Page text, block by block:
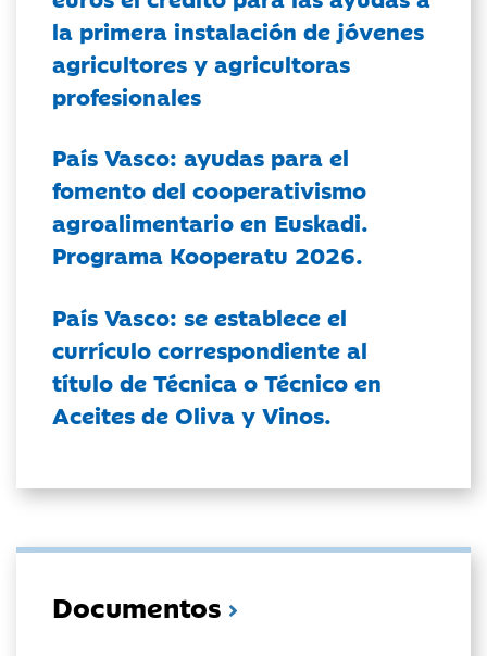
la primera instalación de jóvenes
agricultores y agricultoras
profesionales
País Vasco: ayudas para el
fomento del cooperativismo
agroalimentario en Euskadi.
Programa Kooperatu 2026.
País Vasco: se establece el
currículo correspondiente al
título de Técnica o Técnico en
Aceites de Oliva y Vinos.
Documentos